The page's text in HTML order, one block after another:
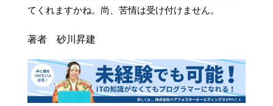
てくれますかね。尚、苦情は受け付けません。
著者 砂川昇建